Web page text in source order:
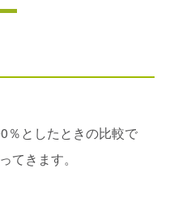
％としたときの比較で
てきます。